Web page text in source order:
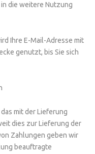
die weitere Nutzung
Ihre E-Mail-Adresse mit
genutzt, bis Sie sich
mit der Lieferung
dies zur Lieferung der
Zahlungen geben wir
beauftragte